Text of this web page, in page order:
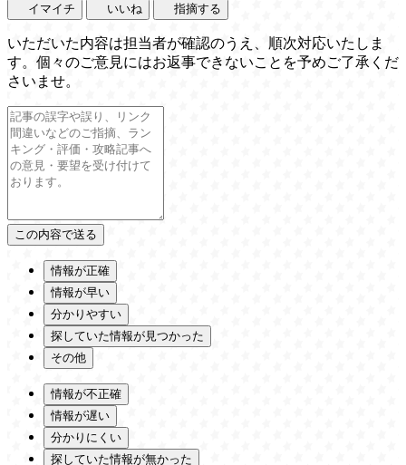
イマイチ いいね 指摘する
いただいた内容は担当者が確認のうえ、順次対応いたしま
す。個々のご意見にはお返事できないことを予めご了承くだ
さいませ。
情報が正確
情報が早い
分かりやすい
探していた情報が見つかった
その他
情報が不正確
情報が遅い
分かりにくい
探していた情報が無かった